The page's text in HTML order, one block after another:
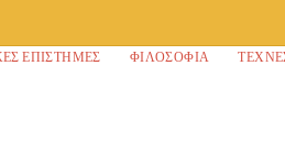
ΕΠΙΣΤΉΜΕΣ ΦΙΛΟΣΟΦΊΑ